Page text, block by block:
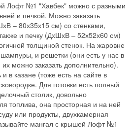
Лофт №1 "Хавбек" можно с разными
и печкой. Можно заказать
– 80х35х15 см) со стенками,
и печку (ДхШхВ – 52х52х60 см)
толщиной стенок. На жаровне
и решетки (они есть у нас в
можно заказать дополнительно).
в казане (тоже есть на сайте в
Для готовки есть полный
столик, довольно
топлива, она просторная и на ней
или продукты, двухкамерная
мангал с крышей Лофт №1